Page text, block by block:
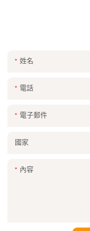
姓名
電話
電子郵件
國家
內容